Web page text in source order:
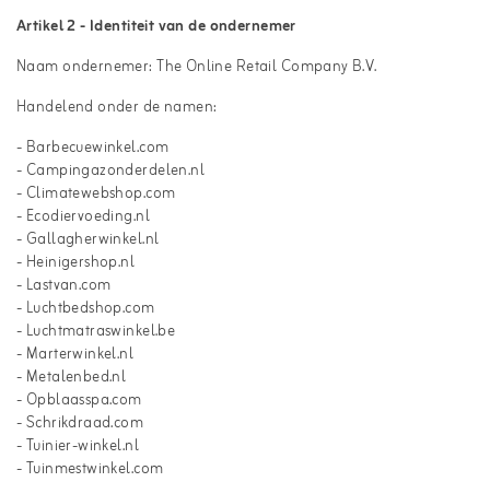
Artikel 2 - Identiteit van de ondernemer
Naam ondernemer: The Online Retail Company B.V.
Handelend onder de namen:
- Barbecuewinkel.com
- Campingazonderdelen.nl
- Climatewebshop.com
- Ecodiervoeding.nl
- Gallagherwinkel.nl
- Heinigershop.nl
- Lastvan.com
- Luchtbedshop.com
- Luchtmatraswinkel.be
- Marterwinkel.nl
- Metalenbed.nl
- Opblaasspa.com
- Schrikdraad.com
- Tuinier-winkel.nl
- Tuinmestwinkel.com